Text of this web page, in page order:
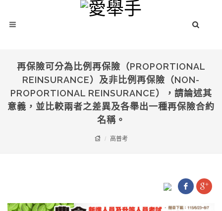
再保險可分為比例再保險（PROPORTIONAL
REINSURANCE）及非比例再保險（NON-
PROPORTIONAL REINSURANCE），請論述其
意義，並比較兩者之差異及各舉出一種再保險合約
名稱。
高普考